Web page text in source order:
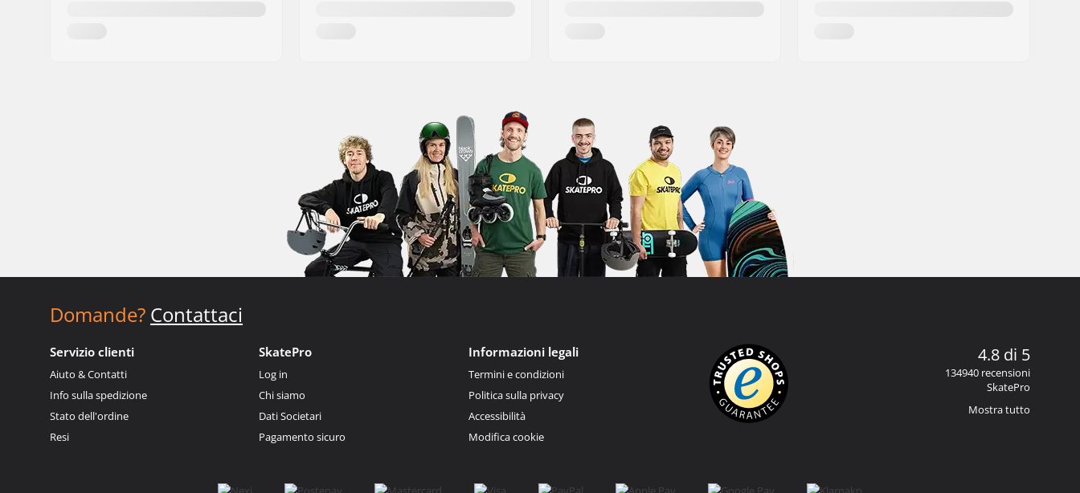
Domande? Contattaci
Servizio clienti
Aiuto & Contatti
Info sulla spedizione
Stato dell'ordine
Resi
SkatePro
Log in
Chi siamo
Dati Societari
Pagamento sicuro
Informazioni legali
Termini e condizioni
Politica sulla privacy
Accessibilità
Modifica cookie
4.8 di 5
134940 recensioni
SkatePro
Mostra tutto